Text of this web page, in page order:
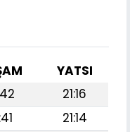
YATSI
21:16
21:14